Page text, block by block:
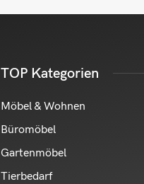
TOP Kategorien
Möbel & Wohnen
Büromöbel
Gartenmöbel
Tierbedarf